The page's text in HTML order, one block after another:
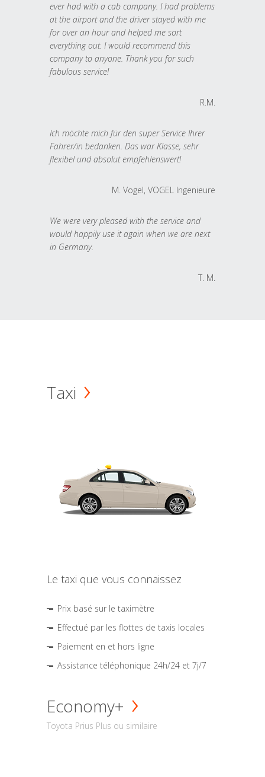
ever had with a cab company. I had problems
at the airport and the driver stayed with me
for over an hour and helped me sort
everything out. I would recommend this
company to anyone. Thank you for such
fabulous service!
R.M.
Ich möchte mich für den super Service Ihrer
Fahrer/in bedanken. Das war Klasse, sehr
flexibel und absolut empfehlenswert!
M. Vogel, VOGEL Ingenieure
We were very pleased with the service and
would happily use it again when we are next
in Germany.
T. M.
Taxi
Le taxi que vous connaissez
Prix basé sur le taximètre
Effectué par les flottes de taxis locales
Paiement en et hors ligne
Assistance téléphonique 24h/24 et 7j/7
Economy+
Toyota Prius Plus ou similaire